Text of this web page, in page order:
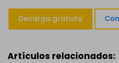
Decarga gratuita
Artículos relacionados: